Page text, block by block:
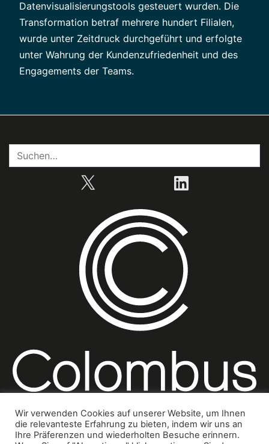
Datenvisualisierungstools gesteuert wurden. Die
Transformation betraf mehrere hundert Filialen,
wurde unter Zeitdruck durchgeführt und erfolgte
unter Wahrung der Kundenzufriedenheit und des
Engagements der Teams.
LinkedIn
Wir verwenden Cookies auf unserer Website, um Ihnen
die relevanteste Erfahrung zu bieten, indem wir uns an
Ihre Präferenzen und wiederholten Besuche erinnern.